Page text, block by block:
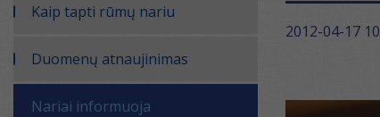
Kaip tapti rūmų nariu
Duomenų atnaujinimas
Nariai informuoja
2012-04-17